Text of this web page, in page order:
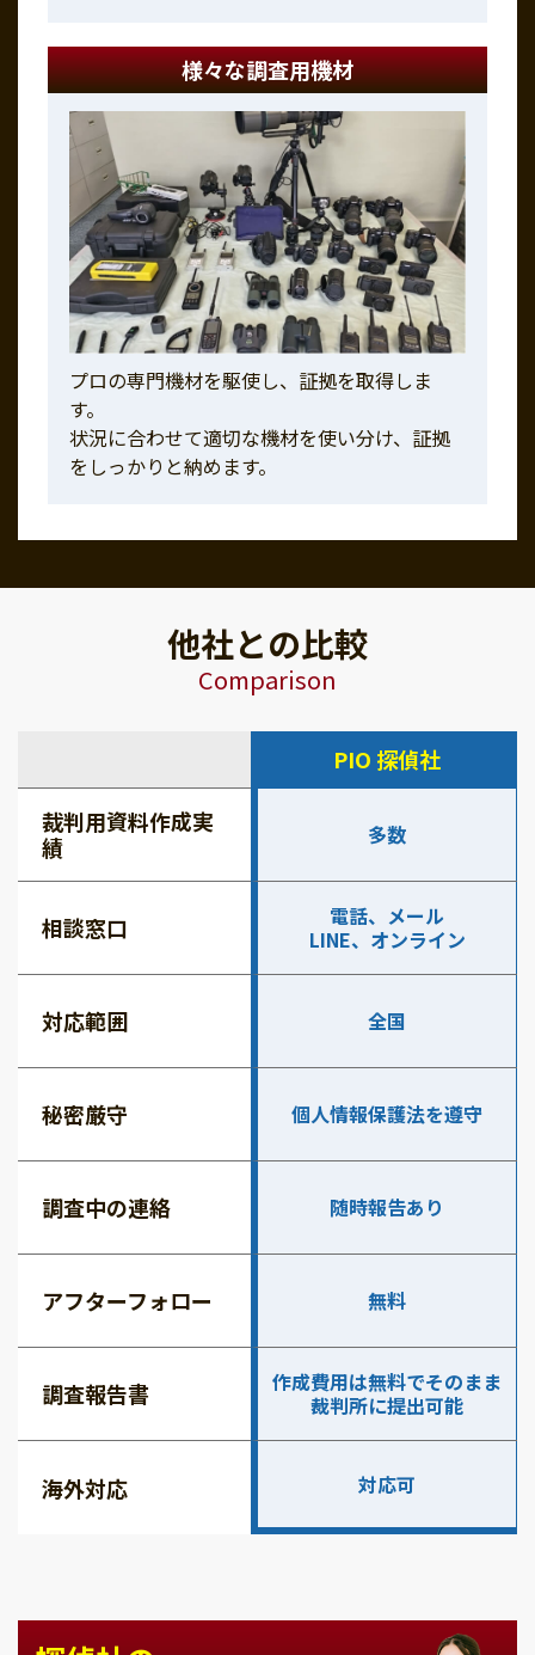
様々な調査用機材
プロの専門機材を駆使し、証拠を取得しま
す。
状況に合わせて適切な機材を使い分け、証拠
をしっかりと納めます。
他社との比較
Comparison
PIO 探偵社
裁判用資料作成実
績
多数
相談窓口
電話、メール
LINE、オンライン
対応範囲 全国
秘密厳守 個人情報保護法を遵守
調査中の連絡 随時報告あり
アフターフォロー 無料
調査報告書
作成費用は無料でそのまま
裁判所に提出可能
海外対応 対応可